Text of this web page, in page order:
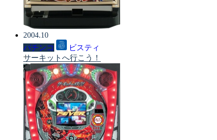
2004.10
パチンコ
ビスティ
サーキットへ行こう！